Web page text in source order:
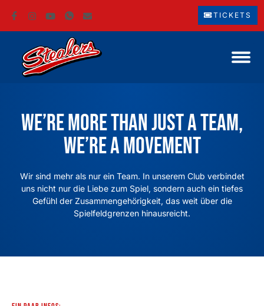
TICKETS
We’re more than just a team,
we’re a movement
Wir sind mehr als nur ein Team. In unserem Club verbindet
uns nicht nur die Liebe zum Spiel, sondern auch ein tiefes
Gefühl der Zusammengehörigkeit, das weit über die
Spielfeldgrenzen hinausreicht.